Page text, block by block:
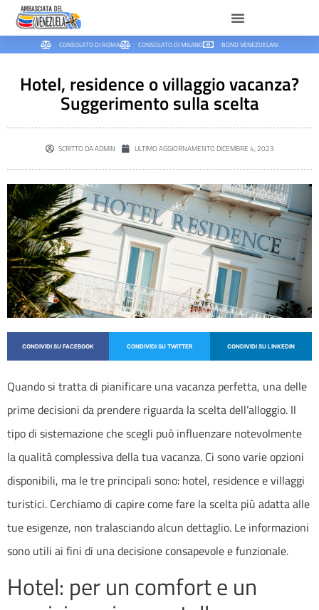
CONSOLATO DI ROMA CONSOLATO DI MILANO BOND VENEZUELANI
Hotel, residence o villaggio vacanza?
Suggerimento sulla scelta
SCRITTO DAADMIN ULTIMO AGGIORNAMENTO DICEMBRE 4, 2023
CONDIVIDI SU FACEBOOK CONDIVIDI SU TWITTER CONDIVIDI SU LINKEDIN
Quando si tratta di pianificare una vacanza perfetta, una delle
prime decisioni da prendere riguarda la scelta dell’alloggio. Il
tipo di sistemazione che scegli può influenzare notevolmente
la qualità complessiva della tua vacanza. Ci sono varie opzioni
disponibili, ma le tre principali sono: hotel, residenceevillaggi
turistici. Cerchiamo di capire come fare la scelta più adatta alle
tue esigenze, non tralasciando alcun dettaglio. Le informazioni
sono utili ai fini di una decisione consapevole e funzionale.
Hotel: per un comfort e un